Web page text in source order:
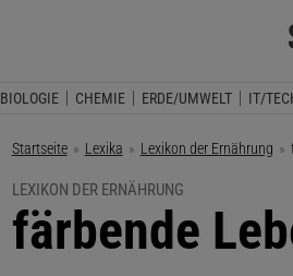
BIOLOGIE CHEMIE ERDE/UMWELT IT/
Startseite Lexika Lexikon der Ernährung
LEXIKON DER ERNÄHRUNG
:
färbende